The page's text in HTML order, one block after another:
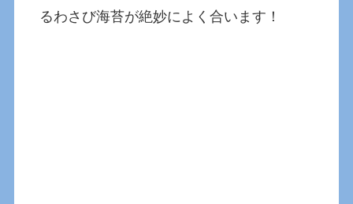
るわさび海苔が絶妙によく合います！